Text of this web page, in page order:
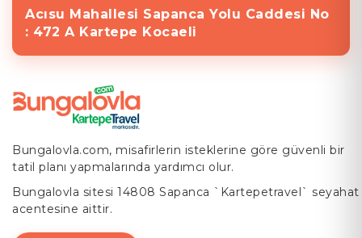
Acısu Mahallesi Sapanca Yolu Caddesi No
: 472 A Kartepe Kocaeli
Bungalovla.com, misafirlerin isteklerine göre güvenli bir
tatil planı yapmalarında yardımcı olur.
Bungalovla sitesi 14808 Sapanca `Kartepetravel` seyahat
acentesine aittir.